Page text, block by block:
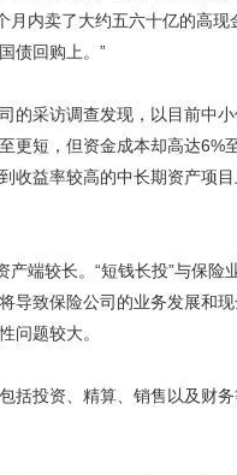
月内卖了大约五六十亿的高
债回购上。”
采访调查发现，以目前中小
更短，但资金成本却高达6%
收益率较高的中长期资产项
端较长。“短钱长投”与保险
致保险公司的业务发展和现
问题较大。
投资、精算、销售以及财务